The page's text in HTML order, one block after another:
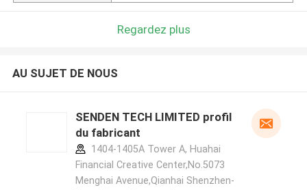
Regardez plus
AU SUJET DE NOUS
SENDEN TECH LIMITED profil
du fabricant
1404-1405A Tower A, Huahai
Financial Creative Center,No.5073
Menghai Avenue,Qianhai Shenzhen-